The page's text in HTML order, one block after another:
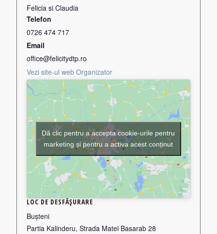
Felicia si Claudia
Telefon
0726 474 717
Email
office@felicitydtp.ro
Vezi site-ul web Organizator
LOC DE DESFĂȘURARE
Bușteni
Partia Kalinderu, Strada Matei Basarab 28
Dă clic pentru a accepta cookie-urile pentru
marketing și pentru a activa acest conținut